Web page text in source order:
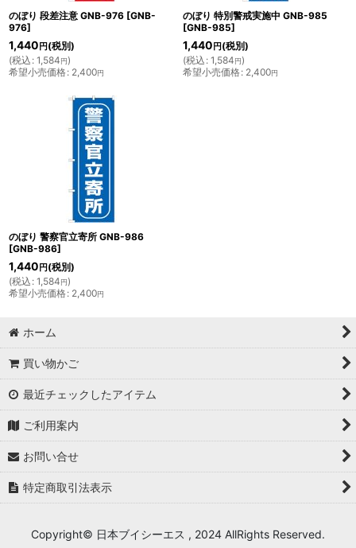
のぼり 段差注意 GNB-976 [GNB-
976]
1,440 円 (税別)
(税込 : 1,584円)
希望小売価格: 2,400円
のぼり 特別警戒実施中 GNB-985
[GNB-985]
1,440 円 (税別)
(税込 : 1,584円)
希望小売価格: 2,400円
のぼり 警察官立寄所 GNB-986
[GNB-986]
1,440 円 (税別)
(税込 : 1,584円)
希望小売価格: 2,400円
ホーム
買い物かご
最近チェックしたアイテム
ご利用案内
お問い合せ
特定商取引法表示
Copyright© 日本ブイシーエス , 2024 AllRights Reserved.